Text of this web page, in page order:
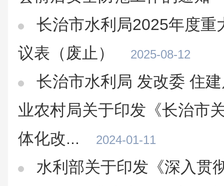
长治市水利局2025年度重
议表（废止）
2025-08-12
长治市水利局 发改委 住
业农村局关于印发《长治市
体化改...
2024-01-11
水利部关于印发《深入贯